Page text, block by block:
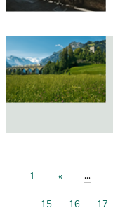
1 « ...
15 16 17